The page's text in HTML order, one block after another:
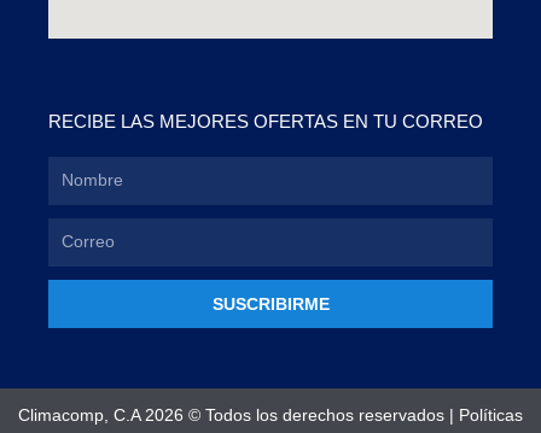
RECIBE LAS MEJORES OFERTAS EN TU CORREO
SUSCRIBIRME
Climacomp, C.A 2026 © Todos los derechos reservados | Políticas